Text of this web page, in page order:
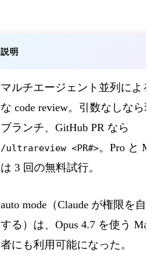
説明
マルチエージェント並列によ
な code review。引数なしなら
ブランチ、GitHub PR なら
/ultrareview <PR#>。Pro と
は 3 回の無料試行。
auto mode（Claude が権限を自
する）は、Opus 4.7 を使う
者にも利用可能になった。